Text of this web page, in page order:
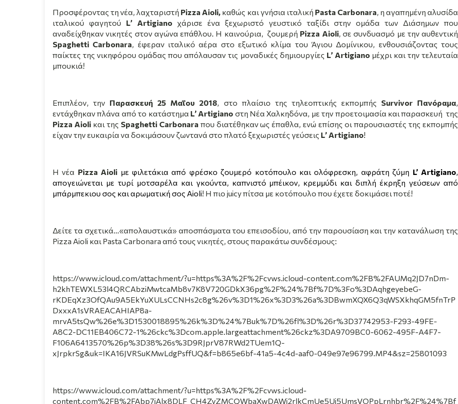
Προσφέροντας τη νέα, λαχταριστή Pizza Aioli, καθώς και γνήσια ιταλική Pasta Carbonara, η αγαπημένη αλυσίδα
ιταλικού φαγητού L’ Artigiano χάρισε ένα ξεχωριστό γευστικό ταξίδι στην ομάδα των Διάσημων που
αναδείχθηκαν νικητές στον αγώνα επάθλου. Η καινούρια, ζουμερή Pizza Aioli, σε συνδυασμό με την αυθεντική
Spaghetti Carbonara, έφεραν ιταλικό αέρα στο εξωτικό κλίμα του Άγιου Δομίνικου, ενθουσιάζοντας τους
παίκτες της νικηφόρου ομάδας που απόλαυσαν τις μοναδικές δημιουργίες L’ Artigiano μέχρι και την τελευταία
μπουκιά!
Επιπλέον, την Παρασκευή 25 Μαΐου 2018, στο πλαίσιο της τηλεοπτικής εκπομπής SurvivorΠανόραμα,
εντάχθηκαν πλάνα από το κατάστημα L’Artigiano στη Νέα Χαλκηδόνα, με την προετοιμασία και παρασκευή της
Pizza Aioli και της Spaghetti Carbonara που διατέθηκαν ως έπαθλα, ενώ επίσης οι παρουσιαστές της εκπομπής
είχαν την ευκαιρία να δοκιμάσουν ζωντανά στο πλατό ξεχωριστές γεύσεις L’Artigiano!
Η νέα Pizza Aioli με φιλετάκια από φρέσκο ζουμερό κοτόπουλο και ολόφρεσκη, αφράτη ζύμη L’Artigiano,
απογειώνεται με τυρί μοτσαρέλα και γκούντα, καπνιστό μπέικον, κρεμμύδι και διπλή έκρηξη γεύσεων από
μπάρμπεκιου σος και αρωματική σος Αioli! Η πιο juicyπίτσα με κοτόπουλο που έχετε δοκιμάσει ποτέ!
Δείτε τα σχετικά…«απολαυστικά» αποσπάσματα του επεισοδίου, από την παρουσίαση και την κατανάλωση της
Pizza Aioli και Pasta Carbonara από τους νικητές, στους παρακάτω συνδέσμους:
https://www.icloud.com/attachment/?u=https%3A%2F%2Fcvws.icloud-content.com%2FB%2FAUMq2JD7nDm-
h2khTEWXL53l4QRCAbziMwtcaMb8v7K8V720GDkX36pg%2F%24%7Bf%7D%3Fo%3DAqhgeyebeG-
rKDEqXz3OfQAu9A5EkYuXULsCCNHs2c8g%26v%3D1%26x%3D3%26a%3DBwmXQX6Q3qWSXkhqGM5fnTrP
DxxxA1sVRAEACAHIAP8a-
mrvA5tsQw%26e%3D1530018895%26k%3D%24%7Buk%7D%26fl%3D%26r%3D37742953-F293-49FE-
A8C2-DC11EB406C72-1%26ckc%3Dcom.apple.largeattachment%26ckz%3DA9709BC0-6062-495F-A4F7-
F106A6413570%26p%3D38%26s%3D9RJprV87RWd2TUem1Q-
xJrpkrSg&uk=IKA16JVRSuKMwLdgPsffUQ&f=b865e6bf-41a5-4c4d-aaf0-049e97e96799.MP4&sz=25801093
https://www.icloud.com/attachment/?u=https%3A%2F%2Fcvws.icloud-
content.com%2FB%2FAbp7jAlx8DLF_CH4ZyZMCQWbaXwDAWj2rlkCmUe5Uj5UmsVOPpLrnhbr%2F%24%7Bf